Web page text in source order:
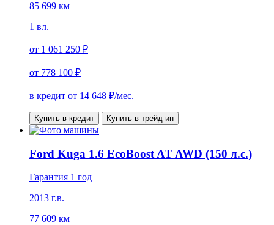
85 699 км
1 вл.
от1 061 250 ₽
от 778 100 ₽
в кредит от 14 648 ₽/мес.
Купить в кредит Купить в трейд ин
Ford Kuga 1.6 EcoBoost AT AWD (150 л.с.)
Гарантия 1 год
2013 г.в.
77 609 км